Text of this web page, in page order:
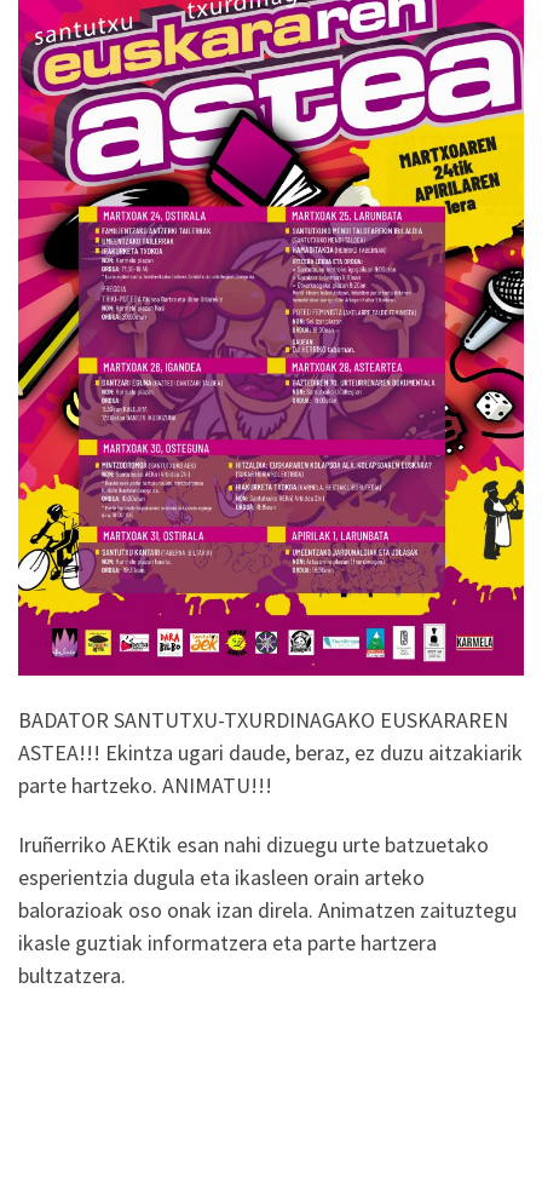
BADATOR SANTUTXU-TXURDINAGAKO EUSKARAREN
ASTEA!!! Ekintza ugari daude, beraz, ez duzu aitzakiarik
parte hartzeko. ANIMATU!!!
Iruñerriko AEKtik esan nahi dizuegu urte batzuetako
esperientzia dugula eta ikasleen orain arteko
balorazioak oso onak izan direla. Animatzen zaituztegu
ikasle guztiak informatzera eta parte hartzera
bultzatzera.